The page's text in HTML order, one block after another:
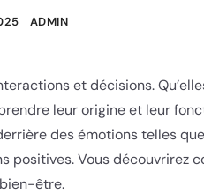
ADMIN
et décisions.
leur origine et leur
des émotions telles
positives. Vous découvrirez
être.